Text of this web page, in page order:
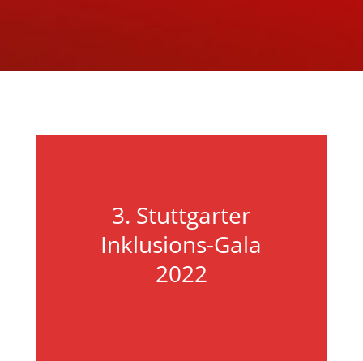
3. Stuttgarter
Inklusions-Gala
2022